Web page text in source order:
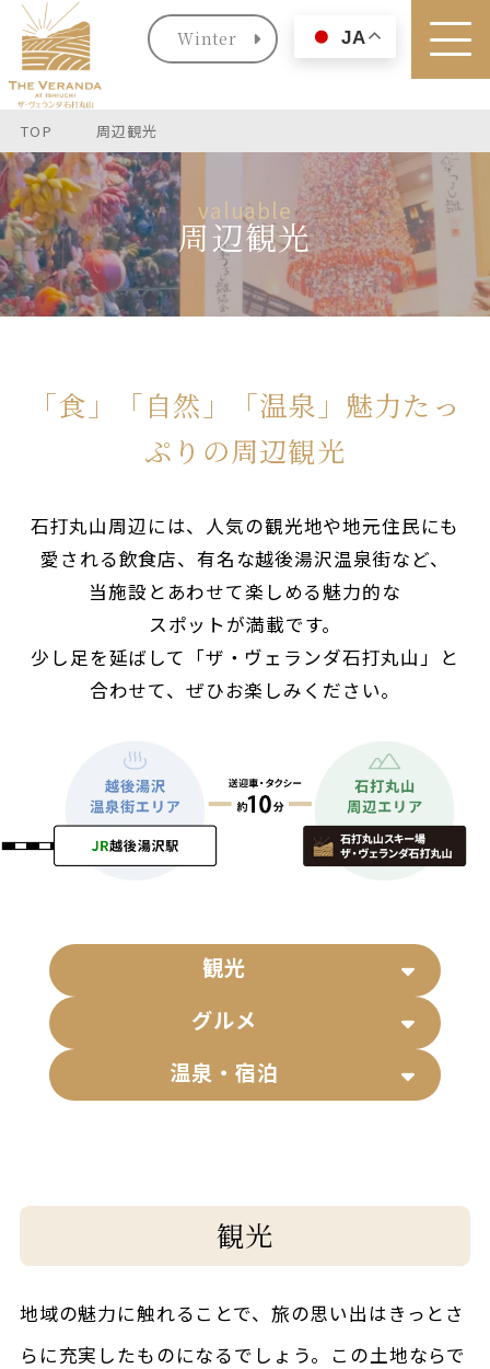
Winter JA
TOP 周辺観光
valuable
周辺観光
「食」「自然」「温泉」魅力たっ
ぷりの周辺観光
石打丸山周辺には、人気の観光地や地元住民にも
愛される飲食店、有名な越後湯沢温泉街など、
当施設とあわせて楽しめる魅力的な
スポットが満載です。
少し足を延ばして「ザ・ヴェランダ石打丸山」と
合わせて、ぜひお楽しみください。
観光
グルメ
温泉・宿泊
観光
地域の魅力に触れることで、旅の思い出はきっとさ
らに充実したものになるでしょう。この土地ならで